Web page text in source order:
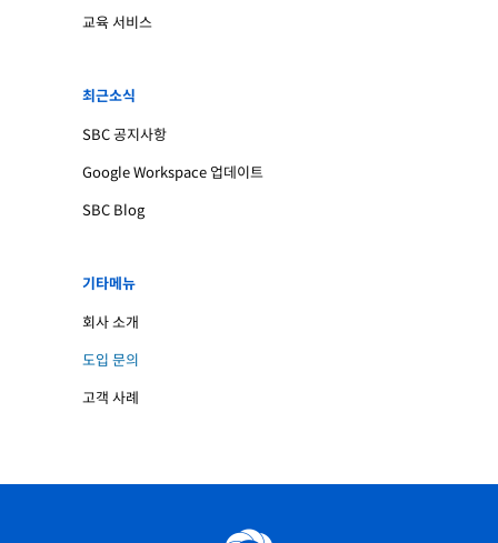
교육 서비스
최근소식
SBC 공지사항
Google Workspace 업데이트
SBC Blog
기타메뉴
회사 소개
도입 문의
고객 사례